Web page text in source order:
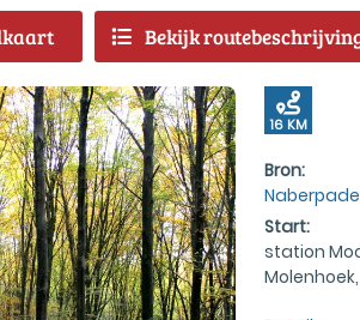
Bekijk
16 KM
Bron:
Start:
station